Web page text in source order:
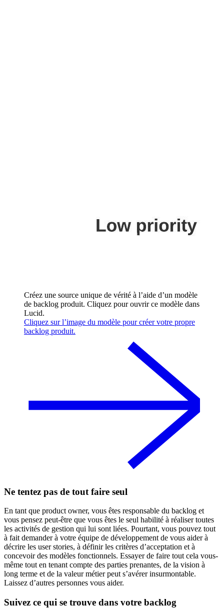
Créez une source unique de vérité à l’aide d’un modèle
de backlog produit. Cliquez pour ouvrir ce modèle dans
Lucid.
Cliquez sur l’image du modèle pour créer votre propre
backlog produit.
Ne tentez pas de tout faire seul
En tant que product owner, vous êtes responsable du backlog et
vous pensez peut-être que vous êtes le seul habilité à réaliser toutes
les activités de gestion qui lui sont liées. Pourtant, vous pouvez tout
à fait demander à votre équipe de développement de vous aider à
décrire les user stories, à définir les critères d’acceptation et à
concevoir des modèles fonctionnels. Essayer de faire tout cela vous-
même tout en tenant compte des parties prenantes, de la vision à
long terme et de la valeur métier peut s’avérer insurmontable.
Laissez d’autres personnes vous aider.
Suivez ce qui se trouve dans votre backlog